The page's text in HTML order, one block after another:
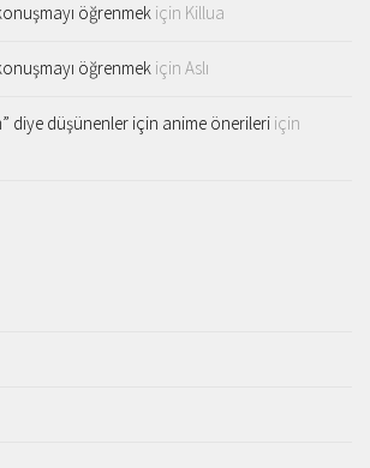
öğrenmek için Killua
öğrenmek için Aslı
diye düşünenler için anime önerileri için